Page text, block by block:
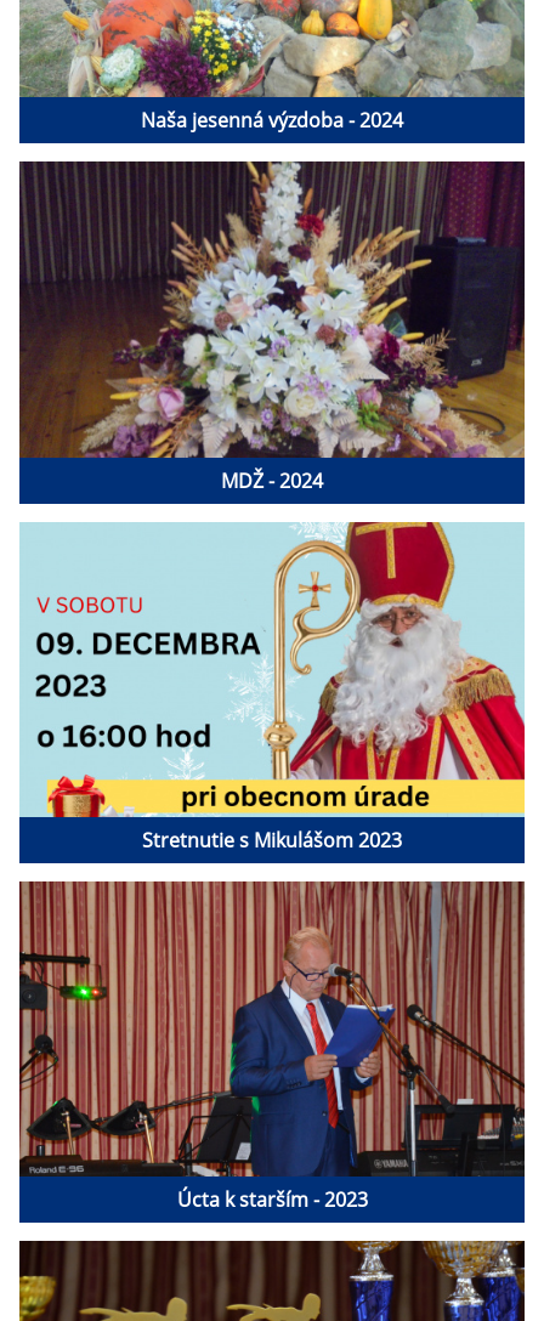
Naša jesenná výzdoba - 2024
MDŽ - 2024
Stretnutie s Mikulášom 2023
Úcta k starším - 2023